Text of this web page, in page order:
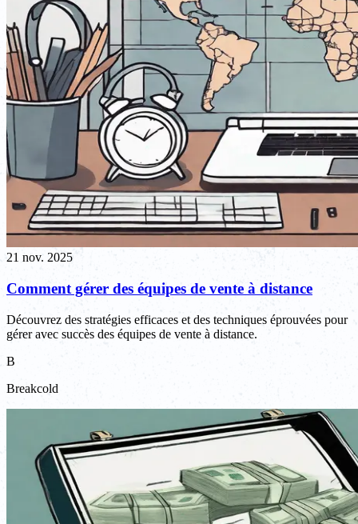
21 nov. 2025
Comment gérer des équipes de vente à distance
Découvrez des stratégies efficaces et des techniques éprouvées pour
gérer avec succès des équipes de vente à distance.
B
Breakcold